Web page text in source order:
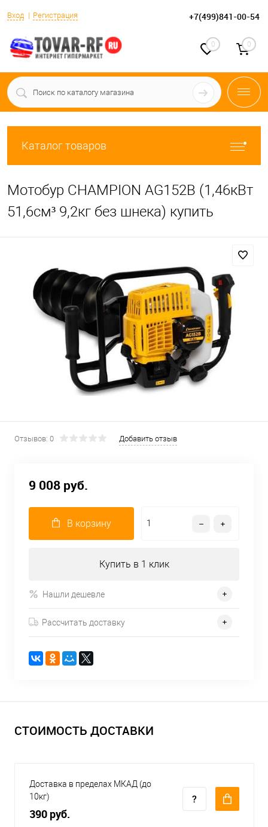
Вход Регистрация +7(499)841-00-54
0 0
Каталог товаров
Мотобур CHAMPION AG152B (1,46кВт
51,6см³ 9,2кг без шнека) купить
Отзывов: 0 Добавить отзыв
9 008 руб.
В корзину
Купить в 1 клик
Нашли дешевле
Рассчитать доставку
СТОИМОСТЬ ДОСТАВКИ
Доставка в пределах МКАД (до
10кг)
390 руб.